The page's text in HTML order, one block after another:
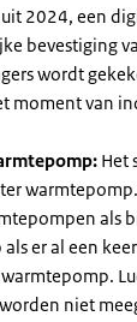
2024, een
bevestiging
wordt
moment van
Het
als
er al een
niet